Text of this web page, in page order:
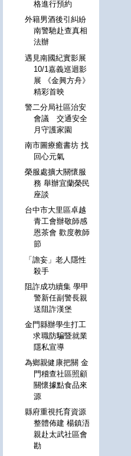
格進行預約
外籍男酒後引糾紛
南警馳赴查真相
法辦
遇見南國紀實影展
10/1嘉義巡迴影
展 《金興方舟》
精彩首映
警二分局社區治安
會議 交通安全
月守護家園
南市圖療癒書坊 找
回心元氣
榮服處擴大關懷服
務 舉辦宜蘭榮民
座談
台中市大里區卓越
青工會辦敬師感
恩茶會 歡度教師
節
「譫妄」老人隱性
殺手
阻詐成功續集 學甲
警新任副警長親
送阻詐漢堡
金門縣辦學生打工
求職防騙暨就業
隱私宣導
為鄉親健康把關 金
門稽查社區照顧
關懷據點食品來
源
縣府重視托育資源
整體佈建 楊鎮浯
親赴太武社區會
勘